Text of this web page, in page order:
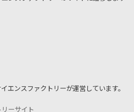
エンスファクトリーが運営しています。
ーサイト